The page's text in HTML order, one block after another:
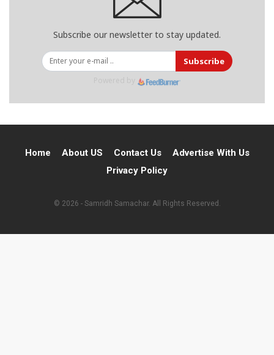
Subscribe our newsletter to stay updated.
Subscribe
Home About US Contact Us
Advertise With Us
Privacy Policy
© 2026 - Samridh Samachar. All Rights Reserved.